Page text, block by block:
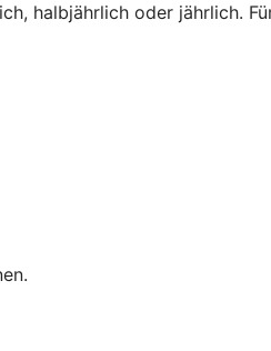
halbjährlich oder jährlich.